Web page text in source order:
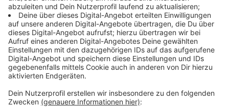
sollen. An dem Warnstreik in der vergangenen Woche
hatten an der Düsseldorfer Uniklinik rund 350
Beschäftigte teilgenommen.
Anzeige
Weitere Infos und Links zum Thema:
Anzeige